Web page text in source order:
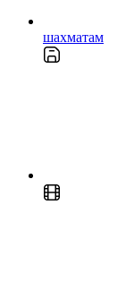
шахматам